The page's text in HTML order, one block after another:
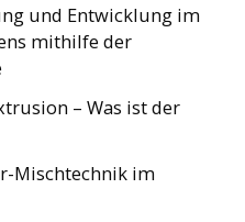
und Entwicklung im
mithilfe der
– Was ist der
Mischtechnik im